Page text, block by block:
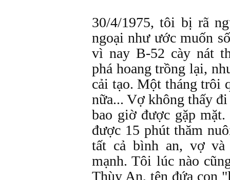
30/4/1975, tôi bị rã
ngoại như ước muốn
vì nay B-52 cày nát
phá hoang trồng lại,
cải tạo. Một tháng trôi
nữa... Vợ không thấy
bao giờ được gặp
được 15 phút thăm
tất cả bình an, vợ và
mạnh. Tôi lúc nào
Thùy An, tên đứa con